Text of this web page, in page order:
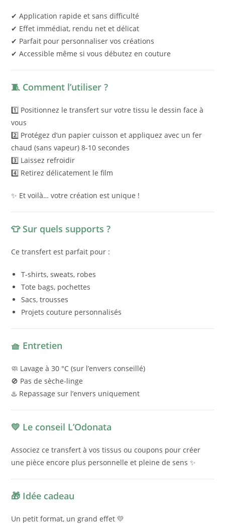
✔ Application rapide et sans difficulté
✔ Effet immédiat, rendu net et délicat
✔ Parfait pour personnaliser vos créations
✔ Accessible même si vous débutez en couture
🧵 Comment l’utiliser ?
1️⃣ Positionnez le transfert sur votre tissu le dessin face à
vous
2️⃣ Protégez d’un papier cuisson et appliquez avec un fer
chaud (sans vapeur) 8-10 secondes
3️⃣ Laissez refroidir
4️⃣ Retirez délicatement le film
✨ Et voilà… votre création est unique !
👕 Sur quels supports ?
Ce transfert est parfait pour :
T-shirts, sweats, robes
Tote bags, pochettes
Sacs, trousses
Projets couture personnalisés
🧺 Entretien
🧼 Lavage à 30 °C (sur l’envers conseillé)
🚫 Pas de sèche-linge
♨️ Repassage sur l’envers uniquement
💛 Le conseil L’Odonata
Associez ce transfert à vos tissus ou coupons pour créer
une pièce encore plus personnelle et pleine de sens ✨
🎁 Idée cadeau
Un petit format, un grand effet 💛